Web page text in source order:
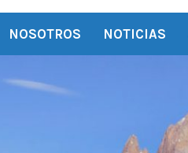
NOSOTROS NOTICIAS